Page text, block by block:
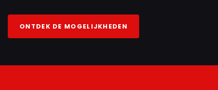
ONTDEK DE MOGELIJKHEDEN